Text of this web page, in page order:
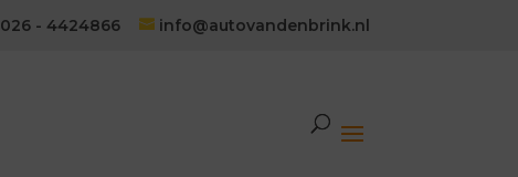
026 - 4424866 info@autovandenbrink.nl